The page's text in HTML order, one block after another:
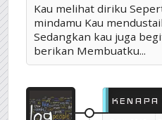
Kau melihat diriku
mindamu Kau
Sedangkan kau juga
berikan Membuatku...
KENAPA